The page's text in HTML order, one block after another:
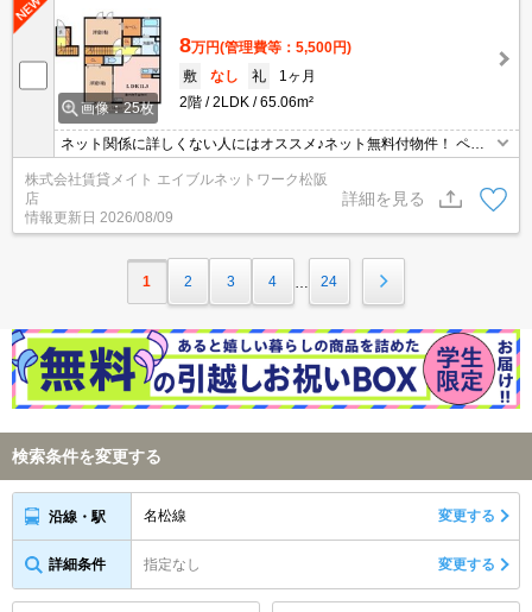
画像：25枚
8万円(管理費等：5,500円)
敷
なし 礼
1ヶ月
2階
2LDK 65.06m²
ネット関係に詳しくない人にはオススメ♪ネット無料付物件！ ペッ
トとの共同生活スタートに最適物件です！ 愛するペットと過ごす毎
日を思う存分楽しめます♪
株式会社賃貸メイト エイブルネットワーク松阪
店
情報更新日 2026/08/09
詳細を見る
1 2 3 4 24
検索条件を変更する
沿線・駅 名松線 変更する
詳細条件 指定なし 変更する